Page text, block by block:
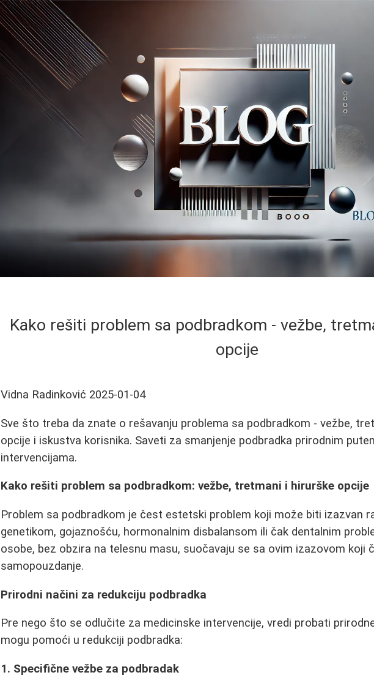
Kako rešiti problem sa podbradkom - vežbe,
opcije
Vidna Radinković 2025-01-04
Sve što treba da znate o rešavanju problema sa podbradkom - vežbe,
opcije i iskustva korisnika. Saveti za smanjenje podbradka prirodnim
intervencijama.
Kako rešiti problem sa podbradkom: vežbe, tretmani i hirurške opcije
Problem sa podbradkom je čest estetski problem koji može biti izazvan
genetikom, gojaznošću, hormonalnim disbalansom ili čak dentalnim
osobe, bez obzira na telesnu masu, suočavaju se sa ovim izazovom koji
samopouzdanje.
Prirodni načini za redukciju podbradka
Pre nego što se odlučite za medicinske intervencije, vredi probati
mogu pomoći u redukciji podbradka:
1. Specifične vežbe za podbradak